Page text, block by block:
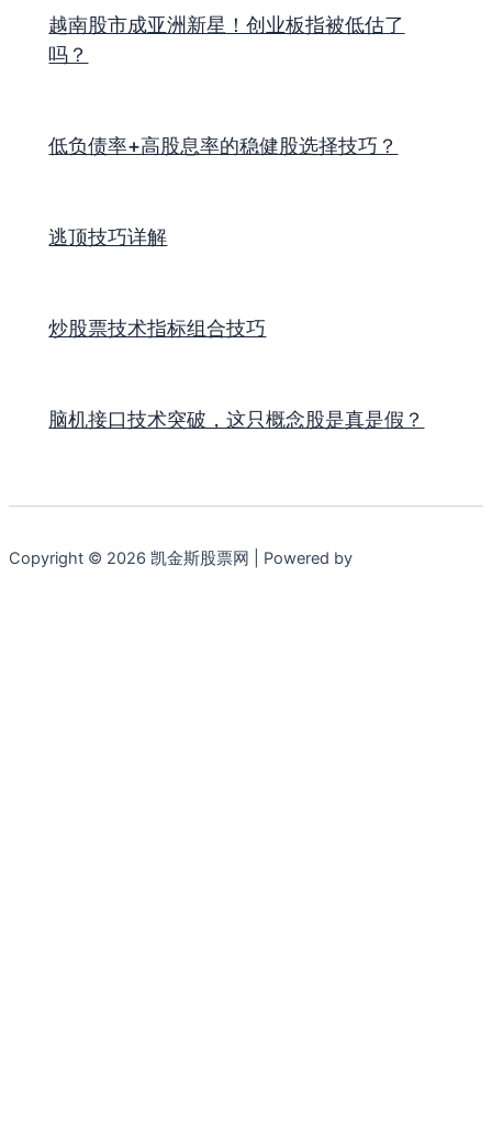
越南股市成亚洲新星！创业板指被低估了
吗？
低负债率+高股息率的稳健股选择技巧？
逃顶技巧详解
炒股票技术指标组合技巧
脑机接口技术突破，这只概念股是真是假？
Copyright © 2026 凯金斯股票网 | Powered by